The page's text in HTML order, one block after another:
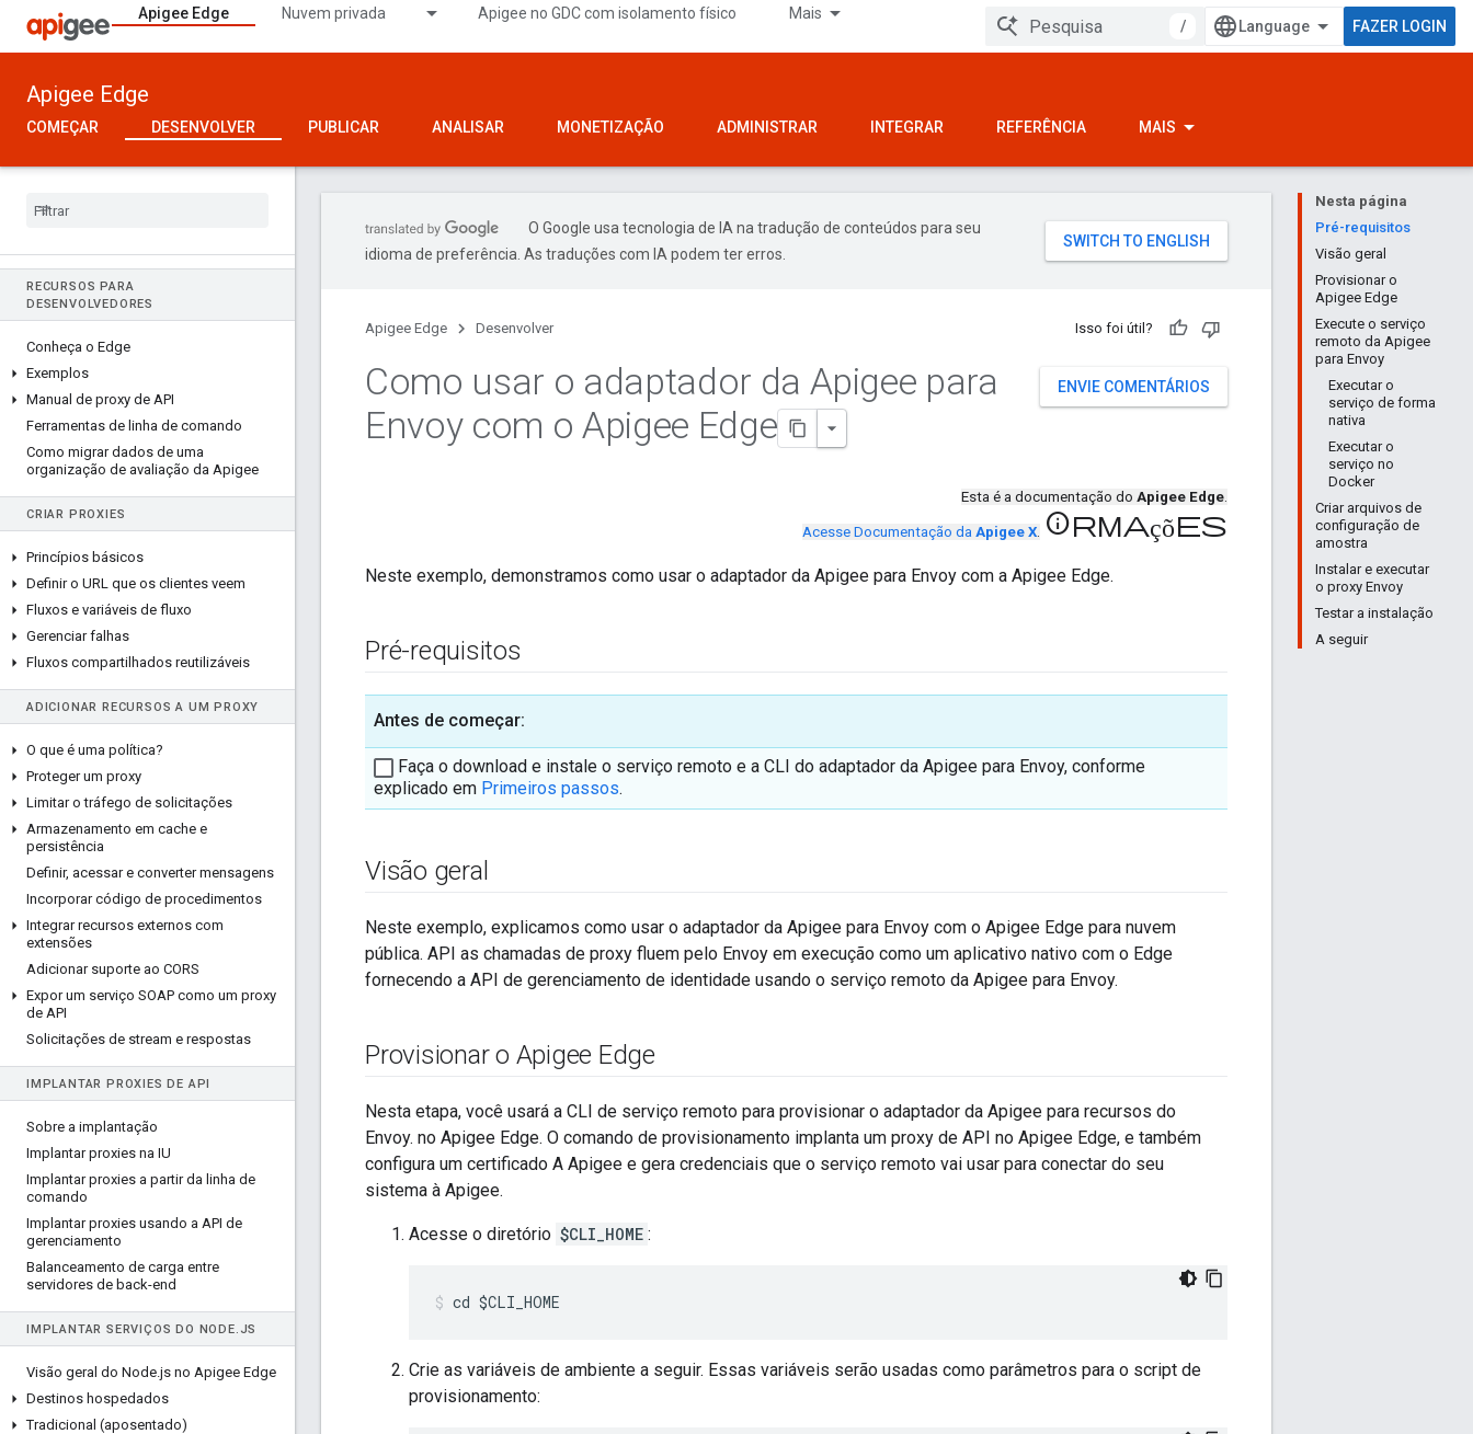
Apigee Edge Nuvem privada Apigee no GDC com isolamento físico Mais
/ FAZER LOGIN
Apigee Edge
COMEÇAR DESENVOLVER PUBLICAR ANALISAR MONETIZAÇÃO ADMINISTRAR INTEGRAR REFERÊNCIA MAIS
RECURSOS PARA
DESENVOLVEDORES
Conheça o Edge
Exemplos
Manual de proxy de API
Ferramentas de linha de comando
Como migrar dados de uma
organização de avaliação da Apigee
CRIAR PROXIES
Princípios básicos
Definir o URL que os clientes veem
Fluxos e variáveis de fluxo
Gerenciar falhas
Fluxos compartilhados reutilizáveis
ADICIONAR RECURSOS A UM PROXY
O que é uma política?
Proteger um proxy
Limitar o tráfego de solicitações
Armazenamento em cache e
persistência
Definir, acessar e converter mensagens
Incorporar código de procedimentos
Integrar recursos externos com
extensões
Adicionar suporte ao CORS
Expor um serviço SOAP como um proxy
de API
Solicitações de stream e respostas
IMPLANTAR PROXIES DE API
Sobre a implantação
Implantar proxies na IU
Implantar proxies a partir da linha de
comando
Implantar proxies usando a API de
gerenciamento
Balanceamento de carga entre
servidores de back-end
IMPLANTAR SERVIÇOS DO NODE. JS
Visão geral do Node.js no Apigee Edge
Destinos hospedados
Tradicional (aposentado)
Nesta página
Pré-requisitos
Visão geral
Provisionar o
Apigee Edge
Execute o serviço
remoto da Apigee
para Envoy
Executar o
serviço de forma
nativa
Executar o
serviço no
Docker
Criar arquivos de
configuração de
amostra
Instalar e executar
o proxy Envoy
Testar a instalação
A seguir
O Google usa tecnologia de IA na tradução de conteúdos para seu
idioma de preferência. As traduções com IA podem ter erros.
Apigee Edge Desenvolver Isso foi útil?
ENVIE COMENTÁRIOS
Como usar o adaptador da Apigee para
Envoy com o Apigee Edge
Esta é a documentação do Apigee Edge.
Acesse Documentação da Apigee X. informações
Neste exemplo, demonstramos como usar o adaptador da Apigee para Envoy com a Apigee Edge.
Pré-requisitos
Antes de começar:
Faça o download e instale o serviço remoto e a CLI do adaptador da Apigee para Envoy, conforme
explicado em Primeiros passos.
Visão geral
Neste exemplo, explicamos como usar o adaptador da Apigee para Envoy com o Apigee Edge para nuvem
pública. API as chamadas de proxy fluem pelo Envoy em execução como um aplicativo nativo com o Edge
fornecendo a API de gerenciamento de identidade usando o serviço remoto da Apigee para Envoy.
Provisionar o Apigee Edge
Nesta etapa, você usará a CLI de serviço remoto para provisionar o adaptador da Apigee para recursos do
Envoy. no Apigee Edge. O comando de provisionamento implanta um proxy de API no Apigee Edge, e também
configura um certificado A Apigee e gera credenciais que o serviço remoto vai usar para conectar do seu
sistema à Apigee.
Acesse o diretório $CLI_HOME :
cd $CLI_HOME
Crie as variáveis de ambiente a seguir. Essas variáveis serão usadas como parâmetros para o script de
provisionamento: